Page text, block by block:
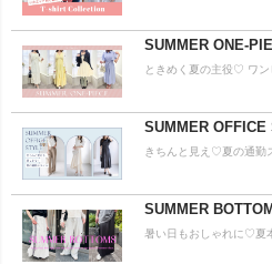
SUMMER ONE-
ときめく夏の主役♡ ワン
SUMMER OFFICE
きちんと見え♡夏の通勤
SUMMER
暑い日もおしゃれに♡夏